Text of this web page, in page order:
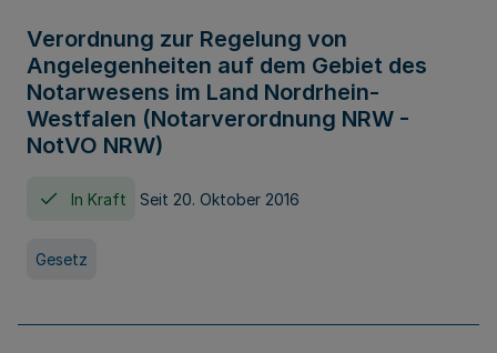
Verordnung zur Regelung von
Angelegenheiten auf dem Gebiet des
Notarwesens im Land Nordrhein-
Westfalen (Notarverordnung NRW -
NotVO NRW)
In Kraft Seit 20. Oktober 2016
Gesetz